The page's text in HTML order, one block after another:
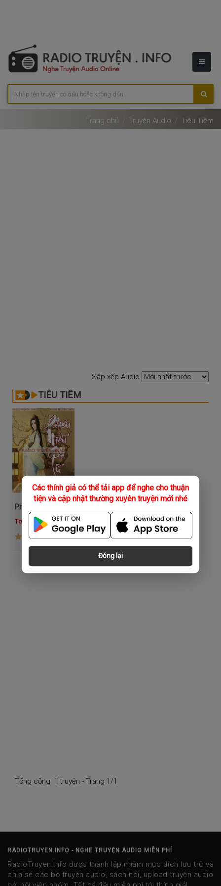
Các thính giả có thể tải app để nghe cho thuận
tiện và cập nhật thường xuyên truyện mới nhé
Đóng lại
Trang chủ Truyện Audio Tiêu Tiềm
Sắp xếp Audio
TIÊU TIỀM
Phiêu Miễu Chi Lữ
Top Tiên Hiệp
Tổng cộng: 1 truyện - Trang 1/1
RADIOTRUYEN.INFO - NGHE TRUYỆN AUDIO MIỄN PHÍ
RadioTruyen.Info được thành lập nhằm mục đích lưu trữ và
chia sẻ các bộ truyện audio, sách nói, upload truyện audio